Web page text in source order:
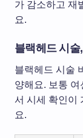
가 감소하고 재
요.
블랙헤드 시
블랙헤드 시술
양해요. 보통 여
서 시세 확인이
요.